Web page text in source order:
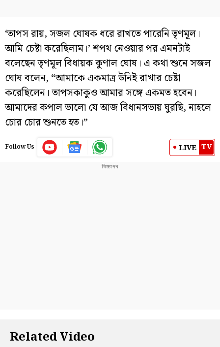
‘তাপস রায়, সজল ঘোষক ধরে রাখতে পারেনি তৃণমূল।
আমি চেষ্টা করেছিলাম।’ শপথ নেওয়ার পর এমনটাই
বলেছেন তৃণমূল বিধায়ক কুণাল ঘোষ। এ কথা শুনে সজল
ঘোষ বলেন, “আমাকে একমাত্র উনিই রাখার চেষ্টা
করেছিলেন। তাপসকাকুও আমার সঙ্গে একমত হবেন।
আমাদের কপাল ভালো যে আজ বিধানসভায় ঘুরছি, নাহলে
চোর চোর শুনতে হত।”
Follow Us LIVE TV
Related Video